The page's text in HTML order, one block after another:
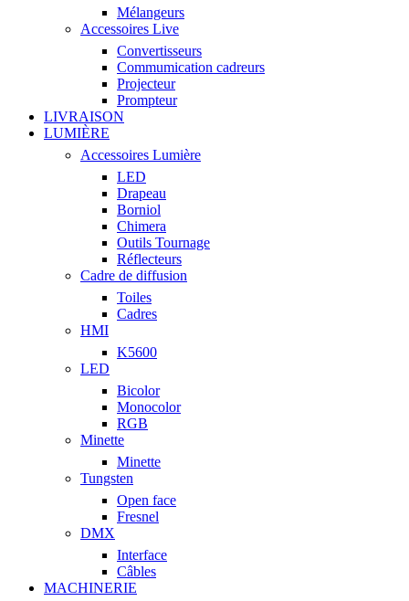
Mélangeurs
Accessoires Live
Convertisseurs
Commumication cadreurs
Projecteur
Prompteur
LIVRAISON
LUMIÈRE
Accessoires Lumière
LED
Drapeau
Borniol
Chimera
Outils Tournage
Réflecteurs
Cadre de diffusion
Toiles
Cadres
HMI
K5600
LED
Bicolor
Monocolor
RGB
Minette
Minette
Tungsten
Open face
Fresnel
DMX
Interface
Câbles
MACHINERIE